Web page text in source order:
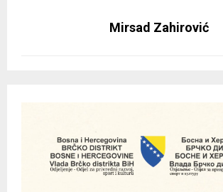
Mirsad Zahirović